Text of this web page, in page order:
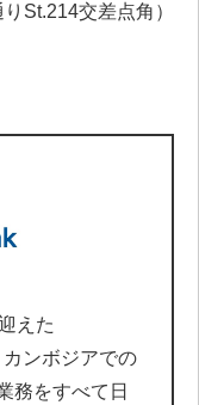
St.214交差点角）
えた
ンボジアでの
務をすべて日